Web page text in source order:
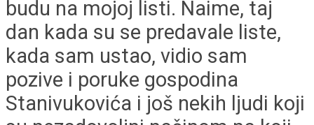
budu na mojoj listi. Naime, taj
dan kada su se predavale liste,
kada sam ustao, vidio sam
pozive i poruke gospodina
Stanivukovića i još nekih ljudi koji